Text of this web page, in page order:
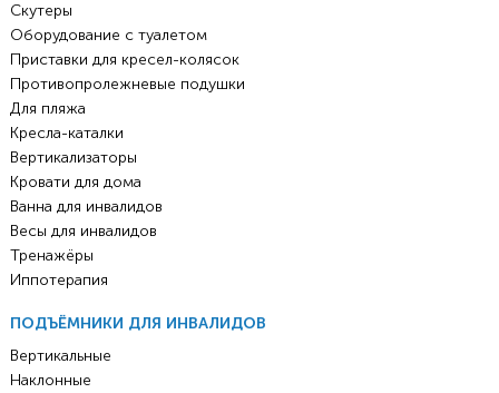
Скутеры
Оборудование с туалетом
Приставки для кресел-колясок
Противопролежневые подушки
Для пляжа
Кресла-каталки
Вертикализаторы
Кровати для дома
Ванна для инвалидов
Весы для инвалидов
Тренажёры
Иппотерапия
ПОДЪЁМНИКИ ДЛЯ ИНВАЛИДОВ
Вертикальные
Наклонные